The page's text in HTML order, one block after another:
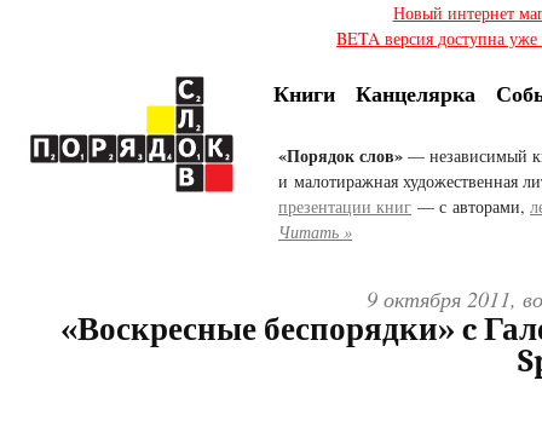
Новый интернет
BETA версия доступна
Книги Канцелярка
«Порядок слов» — независимый
и малотиражная художественная
презентации книг — с авторами,
Читать »
9 октября 2011,
«Воскресные беспорядки» c